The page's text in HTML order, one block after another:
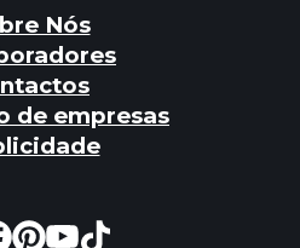
Nós
de empresas